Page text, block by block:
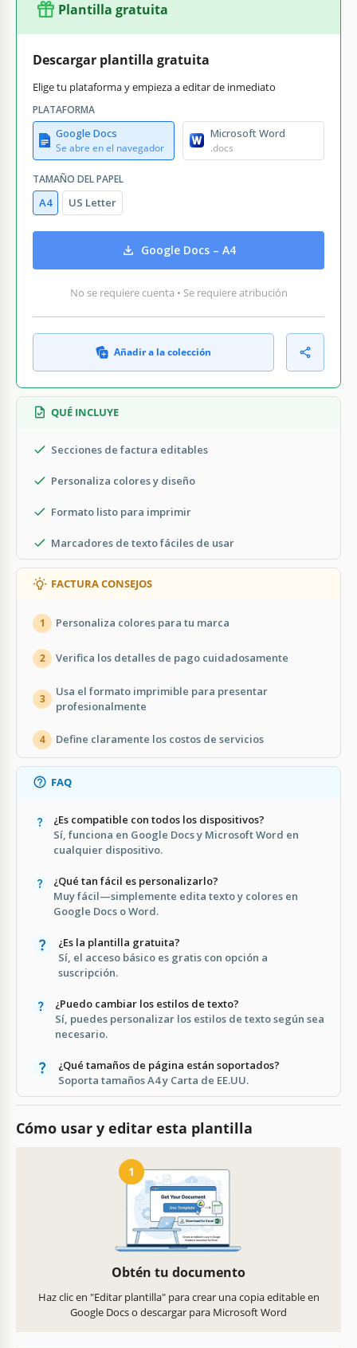
Plantilla gratuita
Descargar plantilla gratuita
Elige tu plataforma y empieza a editar de inmediato
PLATAFORMA
Google Docs
Se abre en el navegador
Microsoft Word
.docs
TAMAÑO DEL PAPEL
A4 US Letter
Google Docs – A4
No se requiere cuenta • Se requiere atribución
Añadir a la colección
QUÉ INCLUYE
Secciones de factura editables
Personaliza colores y diseño
Formato listo para imprimir
Marcadores de texto fáciles de usar
FACTURA CONSEJOS
1 Personaliza colores para tu marca
2 Verifica los detalles de pago cuidadosamente
3
Usa el formato imprimible para presentar
profesionalmente
4 Define claramente los costos de servicios
FAQ
¿Es compatible con todos los dispositivos?
Sí, funciona en Google Docs y Microsoft Word en
cualquier dispositivo.
¿Qué tan fácil es personalizarlo?
Muy fácil—simplemente edita texto y colores en
Google Docs o Word.
¿Es la plantilla gratuita?
Sí, el acceso básico es gratis con opción a
suscripción.
¿Puedo cambiar los estilos de texto?
Sí, puedes personalizar los estilos de texto según sea
necesario.
¿Qué tamaños de página están soportados?
Soporta tamaños A4 y Carta de EE.UU.
Cómo usar y editar esta plantilla
1
Obtén tu documento
Haz clic en "Editar plantilla" para crear una copia editable en
Google Docs o descargar para Microsoft Word